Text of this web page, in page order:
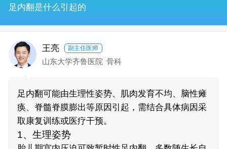
足内翻是什么引起的
王亮 副主任医师
山东大学齐鲁医院 骨科
足内翻可能由生理性姿势、肌肉发育不均、脑性瘫
痪、脊髓脊膜膨出等原因引起，需结合具体病因采
取康复训练或医疗干预。
1、生理姿势